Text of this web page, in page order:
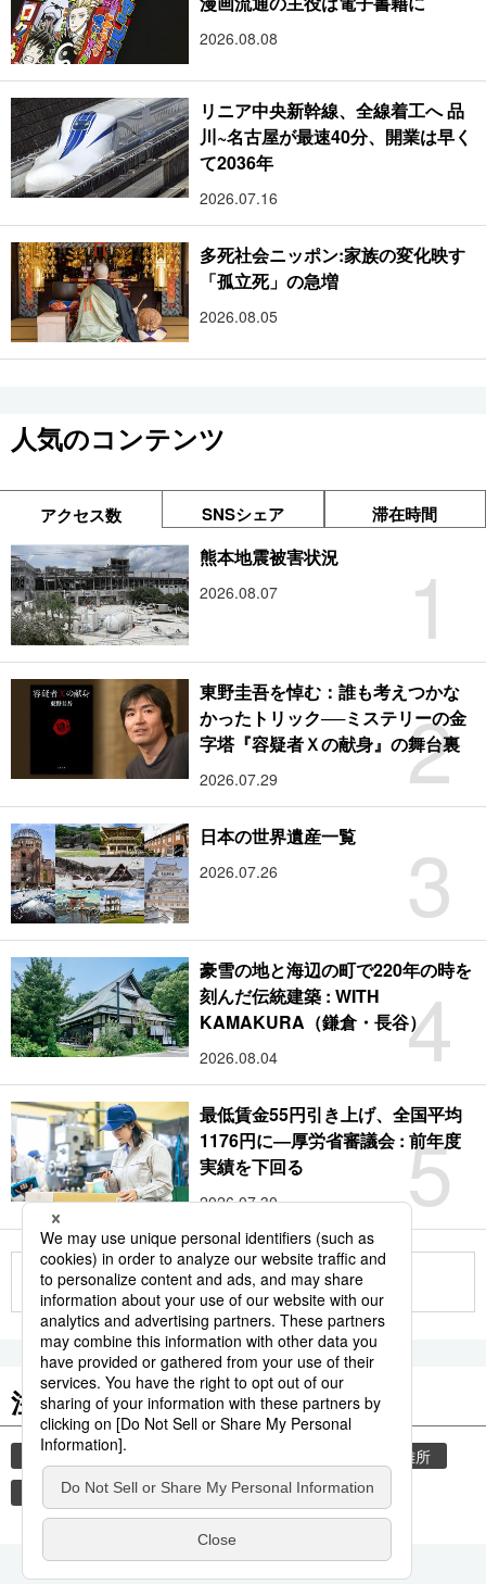
2026.08.08
リニア中央新幹線、全線着工へ 品
川~名古屋が最速40分、開業は早く
て2036年
2026.07.16
多死社会ニッポン:家族の変化映す
「孤立死」の急増
2026.08.05
人気のコンテンツ
アクセス数 SNSシェア 滞在時間
1
熊本地震被害状況
2026.08.07
2
東野圭吾を悼む：誰も考えつかな
かったトリック──ミステリーの金
字塔『容疑者Ｘの献身』の舞台裏
2026.07.29
3
日本の世界遺産一覧
2026.07.26
4
豪雪の地と海辺の町で220年の時を
刻んだ伝統建築 : WITH
KAMAKURA（鎌倉・長谷）
2026.08.04
5
最低賃金55円引き上げ、全国平均
1176円に―厚労省審議会 : 前年度
実績を下回る
2026.07.30
もっと見る
注目のキーワード
共同通信ニュース
避難所
自然災害
観光 気象庁 旅